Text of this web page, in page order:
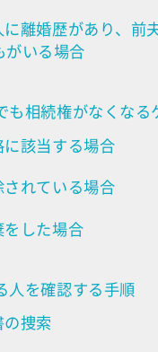
離婚歴があり、前
がいる場合
も相続権がなくなる
該当する場合
れている場合
した場合
人を確認する手順
捜索